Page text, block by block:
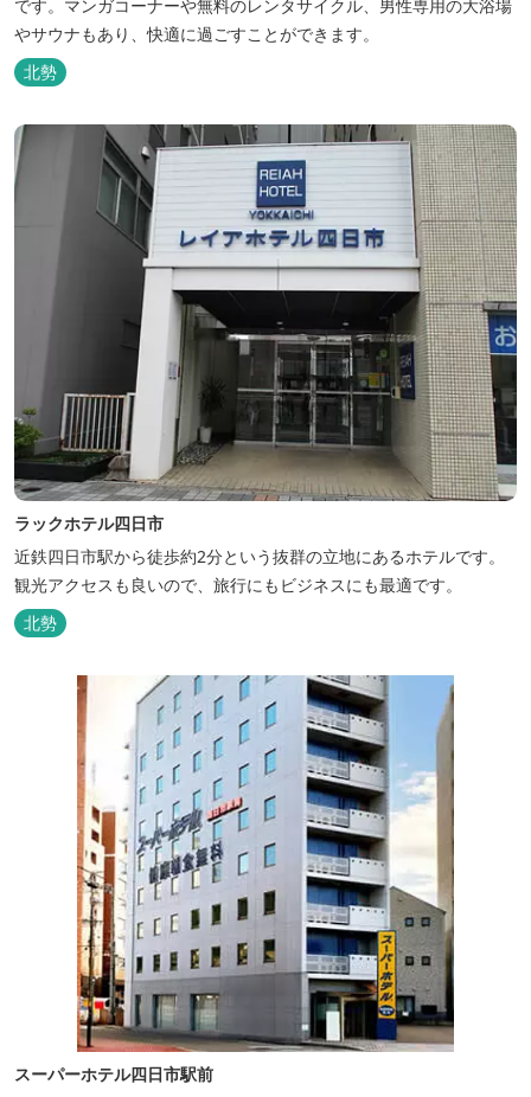
です。マンガコーナーや無料のレンタサイクル、男性専用の大浴場
やサウナもあり、快適に過ごすことができます。
北勢
ラックホテル四日市
近鉄四日市駅から徒歩約2分という抜群の立地にあるホテルです。
観光アクセスも良いので、旅行にもビジネスにも最適です。
北勢
スーパーホテル四日市駅前